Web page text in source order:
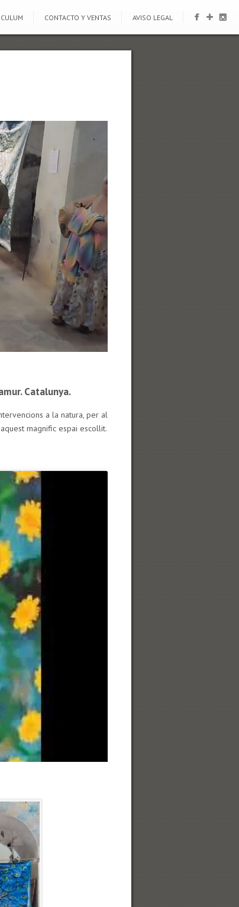
CONTACTO Y VENTAS AVISO LEGAL
Catalunya.
a la natura, per al
magnific espai escollit.